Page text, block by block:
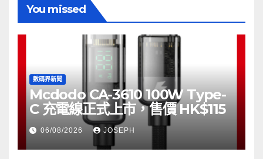
You missed
數碼界新聞
Mcdodo CA-3610 100W Type-
C 充電線正式上市，售價 HK$115
06/08/2026 JOSEPH